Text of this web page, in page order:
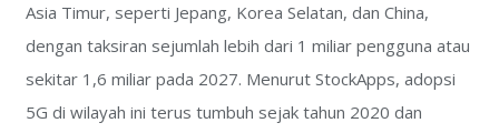
Asia Timur, seperti Jepang, Korea Selatan, dan China,
dengan taksiran sejumlah lebih dari 1 miliar pengguna atau
sekitar 1,6 miliar pada 2027. Menurut StockApps, adopsi
5G di wilayah ini terus tumbuh sejak tahun 2020 dan